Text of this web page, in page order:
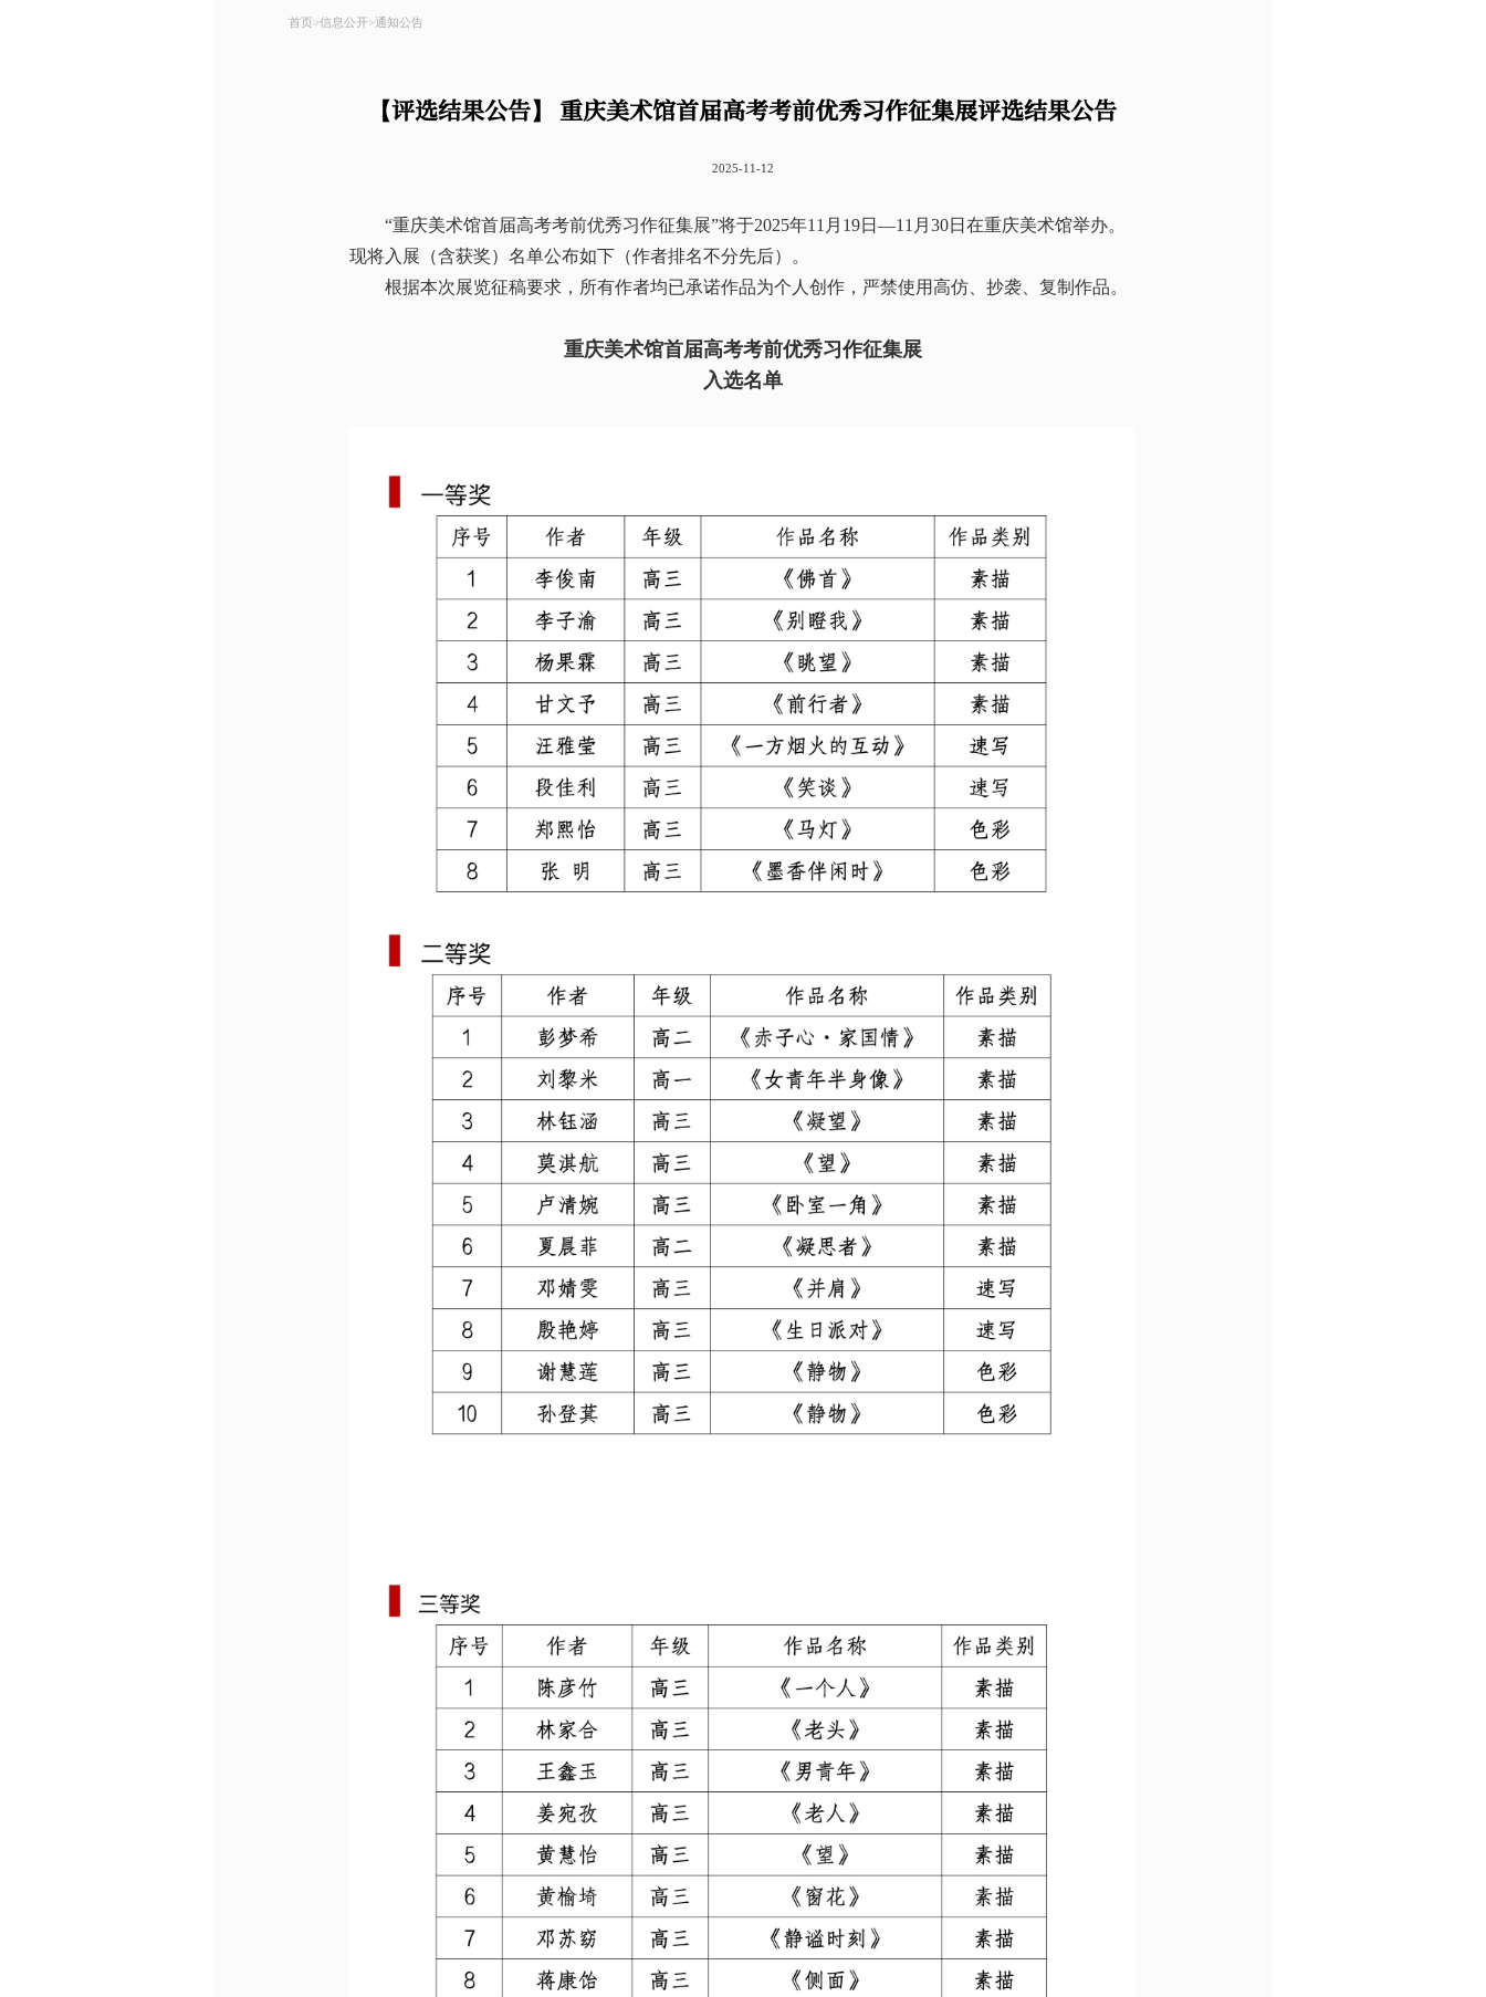
首页 >信息公开>通知公告
【评选结果公告】 重庆美术馆首届高考考前优秀习作征集展评选结果公告
2025-11-12
“重庆美术馆首届高考考前优秀习作征集展”将于2025年11月19日—11月30日在重庆美术馆举办。
现将入展（含获奖）名单公布如下（作者排名不分先后）。
根据本次展览征稿要求，所有作者均已承诺作品为个人创作，严禁使用高仿、抄袭、复制作品。
重庆美术馆首届高考考前优秀习作征集展
入选名单